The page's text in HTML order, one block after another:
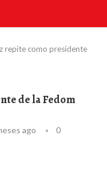
repite como presidente
de la Fedom
ago
0